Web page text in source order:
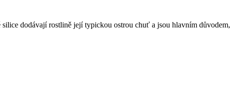
dodávají rostlině její typickou ostrou chuť a jsou hlavním důvodem,